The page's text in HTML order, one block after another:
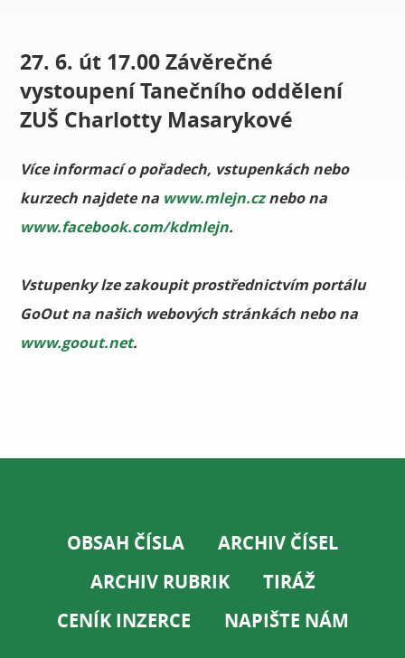
27. 6. út 17.00 Závěrečné
vystoupení Tanečního oddělení
ZUŠ Charlotty Masarykové
Více informací o pořadech, vstupenkách nebo
kurzech najdete na www.mlejn.cznebo na
www.facebook.com/kdmlejn.
Vstupenky lze zakoupit prostřednictvím portálu
GoOut na našich webových stránkách nebo na
www.goout.net.
OBSAH ČÍSLA
ARCHIV ČÍSEL
ARCHIV RUBRIK
TIRÁŽ
CENÍK INZERCE
NAPIŠTE NÁM